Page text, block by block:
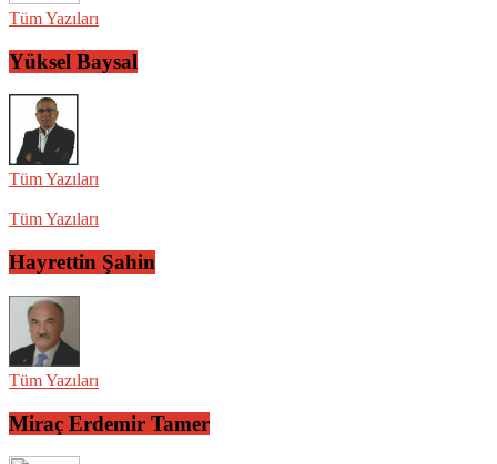
Tüm Yazıları
Yüksel Baysal
Tüm Yazıları
Tüm Yazıları
Hayrettin Şahin
Tüm Yazıları
Miraç Erdemir Tamer